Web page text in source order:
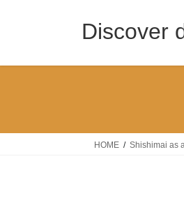
Discover
HOME Shishimai as